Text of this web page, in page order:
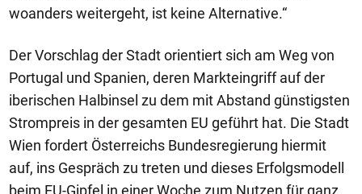
woanders weitergeht, ist keine Alternative.“
Der Vorschlag der Stadt orientiert sich am Weg von
Portugal und Spanien, deren Markteingriff auf der
iberischen Halbinsel zu dem mit Abstand günstigsten
Strompreis in der gesamten EU geführt hat. Die Stadt
Wien fordert Österreichs Bundesregierung hiermit
auf, ins Gespräch zu treten und dieses Erfolgsmodell
beim EU-Gipfel in einer Woche zum Nutzen für ganz